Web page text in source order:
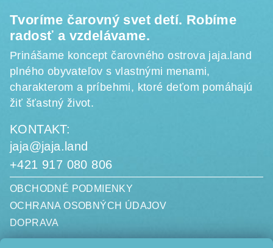
Tvoríme čarovný svet detí. Robíme
radosť a vzdelávame.
Prinášame koncept čarovného ostrova jaja.land
plného obyvateľov s vlastnými menami,
charakterom a príbehmi, ktoré deťom pomáhajú
žiť šťastný život.
KONTAKT:
jaja@jaja.land
+421 917 080 806
OBCHODNÉ PODMIENKY
OCHRANA OSOBNÝCH ÚDAJOV
DOPRAVA